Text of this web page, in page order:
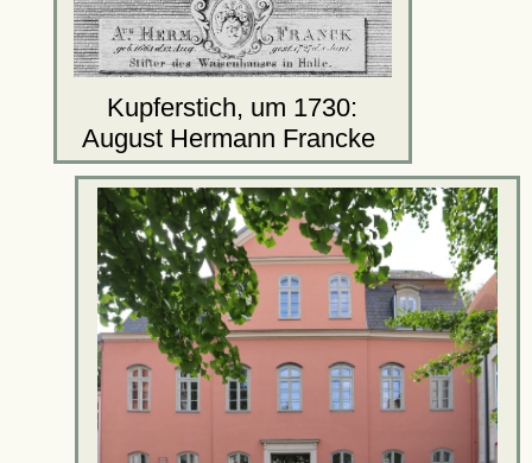
Kupferstich, um 1730:
August Hermann Francke